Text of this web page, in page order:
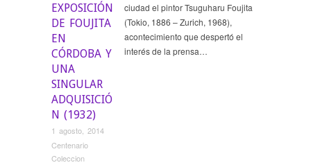
EXPOSICIÓN
DE FOUJITA
EN
CÓRDOBA Y
UNA
SINGULAR
ADQUISICIÓ
N (1932)
1 agosto, 2014
Centenario
Coleccion
ciudad el pintor Tsuguharu Foujita
(Tokio, 1886 – Zurich, 1968),
acontecimiento que despertó el
interés de la prensa…